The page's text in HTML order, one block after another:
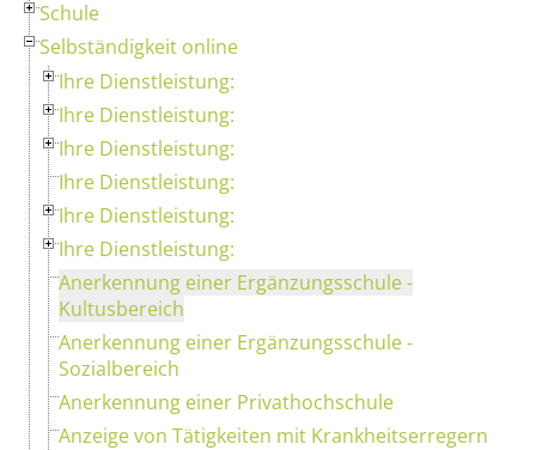
Schule
Selbständigkeit online
Ihre Dienstleistung:
Ihre Dienstleistung:
Ihre Dienstleistung:
Ihre Dienstleistung:
Ihre Dienstleistung:
Ihre Dienstleistung:
Anerkennung einer Ergänzungsschule -
Kultusbereich
Anerkennung einer Ergänzungsschule -
Sozialbereich
Anerkennung einer Privathochschule
Anzeige von Tätigkeiten mit Krankheitserregern